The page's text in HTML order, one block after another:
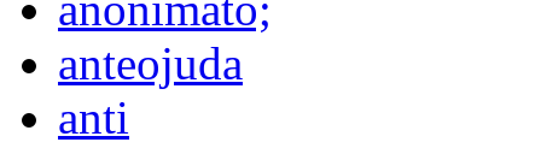
anteojuda
anti